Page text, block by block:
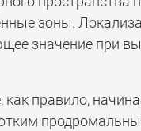
зоны.
значение при
как правило,